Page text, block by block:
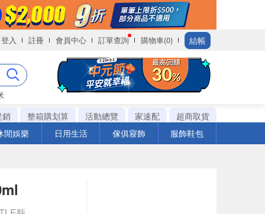
登入 註冊 會員中心 訂單查詢 購物車(0) 結帳
銷
整箱購划算 活動總覽 家速配
超商取貨
閒娛樂
日用生活 傢俱寢飾 服飾鞋包